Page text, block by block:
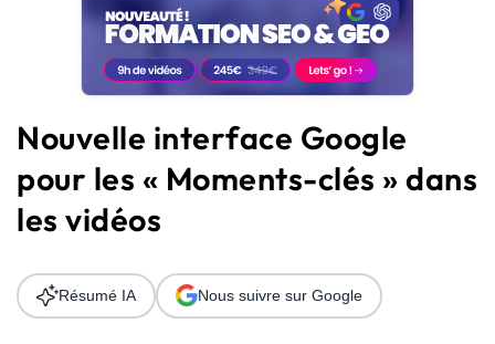
Actus SEO
Plateforme
Solutions
Ressources
Audit SEO
Nouvelle interface Google
pour les « Moments-clés » dans
les vidéos
Résumé IA Nous suivre sur Google